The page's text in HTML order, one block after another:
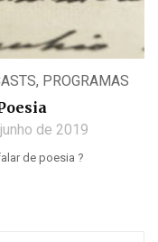
, PROGRAMAS
de 2019
de poesia ?